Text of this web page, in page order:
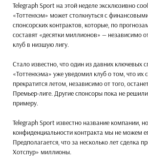
Telegraph Sport на этой неделе эксклюзивно
«Тоттенхэм» может столкнуться с
спонсорских контрактов, которые, по
составят «десятки миллионов» — независимо
клуб в низшую лигу.
Стало известно, что один из давних ключевых
«Тоттенхэма» уже уведомил клуб о том, что их
прекратится летом, независимо от того,
Премьер-лиге. Другие спонсоры пока не
примеру.
Telegraph Sport известно название компании,
конфиденциальности контракта мы не можем
Предполагается, что за несколько лет сделка
Хотспур» миллионы.